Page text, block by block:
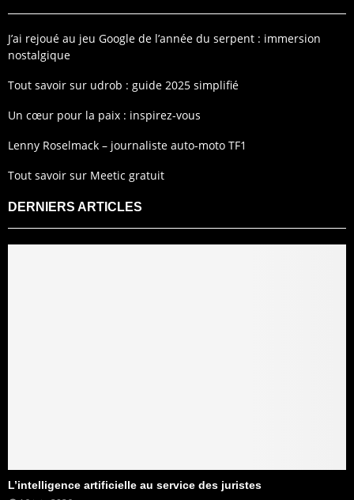
J’ai rejoué au jeu Google de l’année du serpent : immersion
nostalgique
Tout savoir sur udrob : guide 2025 simplifié
Un cœur pour la paix : inspirez-vous
Lenny Roselmack – journaliste auto-moto TF1
Tout savoir sur Meetic gratuit
DERNIERS ARTICLES
L’intelligence artificielle au service des juristes